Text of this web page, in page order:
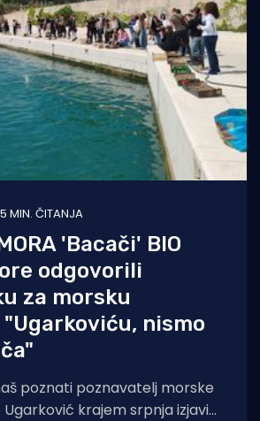
5 MIN. ČITANJA
'Bacači' BIO
odgovorili
za morsku
nismo
poznati poznavatelj morske
krajem srpnja izjavio